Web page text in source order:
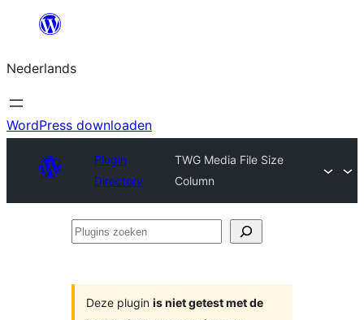
de
inhoud
Nederlands
WordPress downloaden
Plugin
Directory
TWG Media File Size
Column
Plugins
Deze plugin is niet getest met de